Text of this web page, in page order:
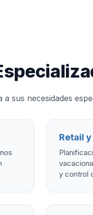
sus necesidades
Retail
y control